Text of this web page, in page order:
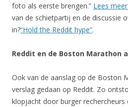
foto als eerste brengen.” Lees
van de schietpartij en de discussie
in?“Hold the Reddit hype”.
Reddit en de Boston Marathon
Ook van de aanslag op de Boston
verslag gedaan op Reddit. Zo
klopjacht door burger rechercheurs